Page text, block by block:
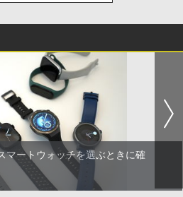
マートウォッチを選ぶときに確